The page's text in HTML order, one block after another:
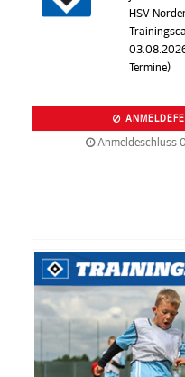
HSV-
Termine)
Anmeldeschluss